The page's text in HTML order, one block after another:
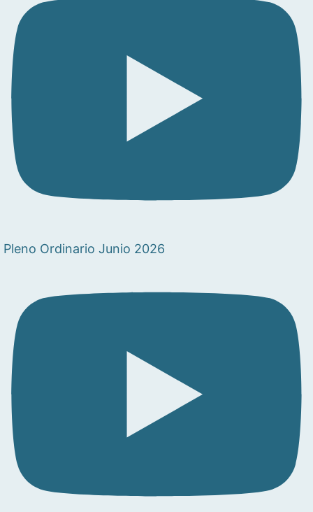
Pleno Ordinario Junio 2026